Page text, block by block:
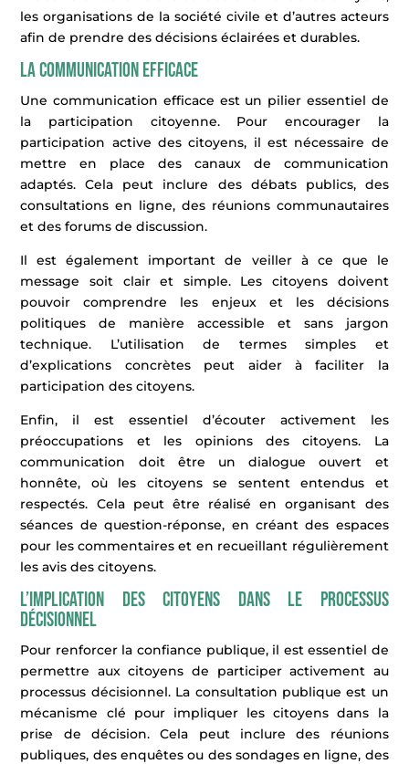
les organisations de la société civile et d’autres acteurs
afin de prendre des décisions éclairées et durables.
La communication efficace
Une communication efficace est un pilier essentiel de
la participation citoyenne. Pour encourager la
participation active des citoyens, il est nécessaire de
mettre en place des canaux de communication
adaptés. Cela peut inclure des débats publics, des
consultations en ligne, des réunions communautaires
et des forums de discussion.
Il est également important de veiller à ce que le
message soit clair et simple. Les citoyens doivent
pouvoir comprendre les enjeux et les décisions
politiques de manière accessible et sans jargon
technique. L’utilisation de termes simples et
d’explications concrètes peut aider à faciliter la
participation des citoyens.
Enfin, il est essentiel d’écouter activement les
préoccupations et les opinions des citoyens. La
communication doit être un dialogue ouvert et
honnête, où les citoyens se sentent entendus et
respectés. Cela peut être réalisé en organisant des
séances de question-réponse, en créant des espaces
pour les commentaires et en recueillant régulièrement
les avis des citoyens.
L’implication des citoyens dans le processus
décisionnel
Pour renforcer la confiance publique, il est essentiel de
permettre aux citoyens de participer activement au
processus décisionnel. La consultation publique est un
mécanisme clé pour impliquer les citoyens dans la
prise de décision. Cela peut inclure des réunions
publiques, des enquêtes ou des sondages en ligne, des